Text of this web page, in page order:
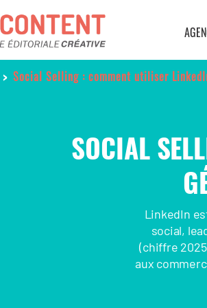
> Social Selling : comment utiliser
SOCIAL
LinkedIn
social,
(chiffre
aux